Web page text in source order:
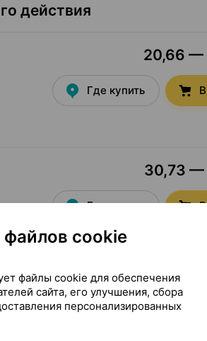
действия
20,66 —
Где купить
30,73 —
Где купить
49,80 —
cookie
файлы cookie для обеспечения
сайта, его улучшения, сбора
персонализированных